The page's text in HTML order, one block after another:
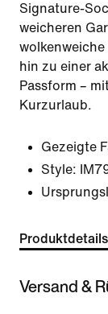
Signature-
weicheren
hin zu einer
Passform –
Kurzurlaub.
Gezeigte
Style:
Versand &